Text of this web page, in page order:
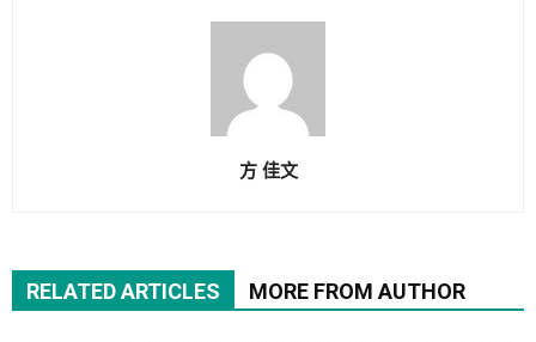
方 佳文
RELATED ARTICLES MORE FROM AUTHOR